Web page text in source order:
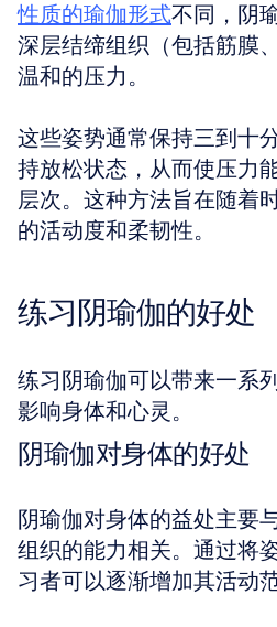
性质的瑜伽形式不同，阴
深层结缔组织（包括筋膜
温和的压力。
这些姿势通常保持三到十
持放松状态，从而使压力
层次。这种方法旨在随着
的活动度和柔韧性。
练习阴瑜伽的好处
练习阴瑜伽可以带来一系
影响身体和心灵。
阴瑜伽对身体的好处
阴瑜伽对身体的益处主要
组织的能力相关。通过将
习者可以逐渐增加其活动范